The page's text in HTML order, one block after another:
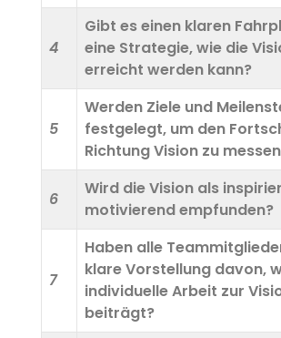
4
Gibt es einen klaren
eine Strategie, wie die
erreicht werden kann?
5
Werden Ziele und
festgelegt, um den
Richtung Vision zu
6
Wird die Vision als
motivierend empfunden?
7
Haben alle
klare Vorstellung davon,
individuelle Arbeit zur
beiträgt?